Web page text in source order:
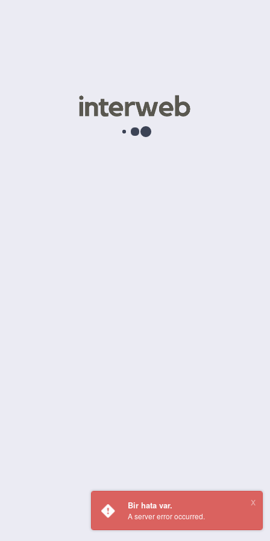
Bir hata var.
A server error occurred.